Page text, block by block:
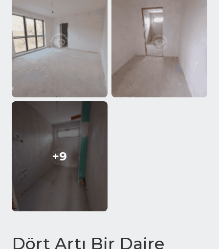
+9
Dört Artı Bir Daire